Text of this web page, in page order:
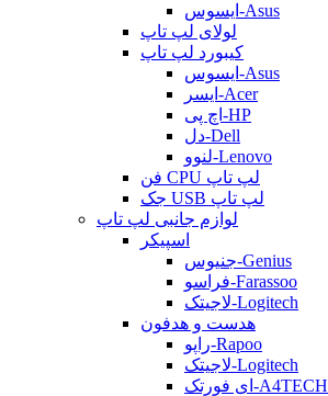
ایسوس-Asus
لولای لپ تاپ
کیبورد لپ تاپ
ایسوس-Asus
ایسر-Acer
اچ پی-HP
دل-Dell
لنوو-Lenovo
فن CPU لپ تاپ
جک USB لپ تاپ
لوازم جانبی لپ تاپ
اسپیکر
جنیوس-Genius
فراسو-Farassoo
لاجیتک-Logitech
هدست و هدفون
راپو-Rapoo
لاجیتک-Logitech
ای فورتک-A4TECH